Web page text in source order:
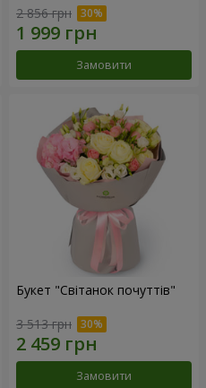
2 856 грн
Замовити
Букет "Світанок почуттів"
3 513 грн
Замовити